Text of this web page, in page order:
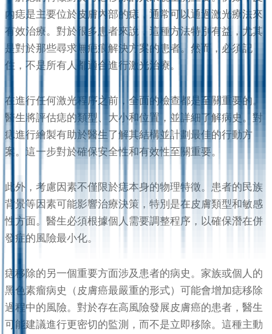
內痣是主要位於皮膚內部的痣，通常可以通過激光療法來
有效治療。對於很多患者來說，這種方法特別有益，尤其
是對於那些尋求無疤痕解決方案的患者。然而，必須記
住，不是所有人都適合進行激光治療。
在進行任何激光程序之前，全面的檢查都是至關重要的。
醫生將評估痣的類型、大小和位置，並詳細了解病史。對
痣進行繪製有助於醫生了解其結構並計劃最佳的行動方
案。這一步對於確保安全性和有效性至關重要。
此外，考慮因素不僅限於痣本身的物理特徵。患者的民族
背景等因素可能影響治療決策，特別是在皮膚類型和敏感
性方面。醫生必須根據個人需要調整程序，以確保潛在併
發症的風險最小化。
痣移除的另一個重要方面涉及患者的病史。家族或個人的
黑色素瘤病史（皮膚癌最嚴重的形式）可能會增加痣移除
過程中的風險。對於存在高風險發展皮膚癌的患者，醫生
可能建議進行更密切的監測，而不是立即移除。這種主動